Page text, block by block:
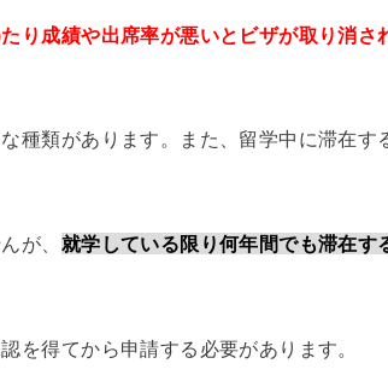
り成績や出席率が悪いとビザが取り消さ
種類があります。また、留学中に滞在す
が、 就学している限り何年間でも滞在す
を得てから申請する必要があります。